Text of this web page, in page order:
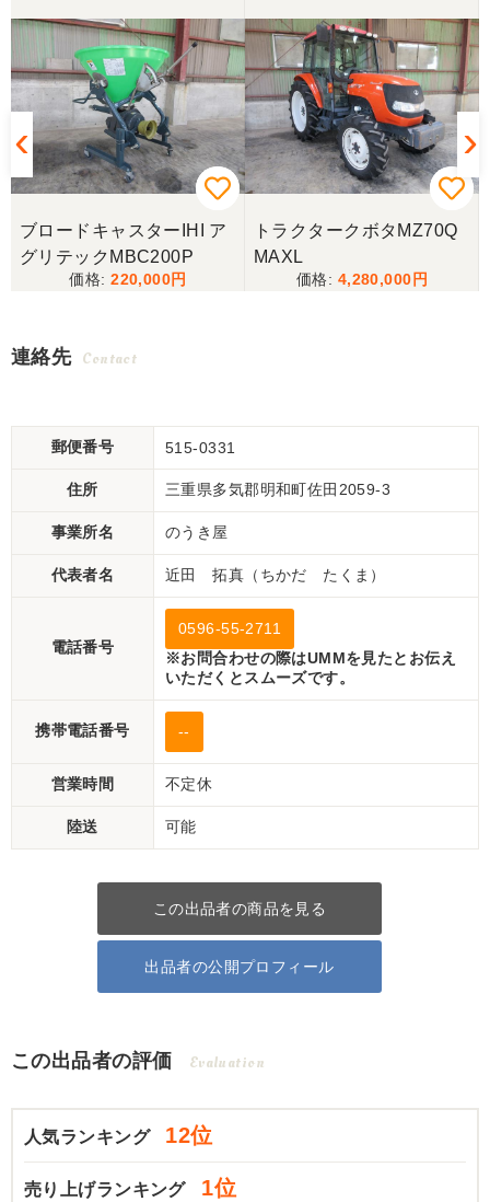
ブロードキャスターIHI ア
グリテックMBC200P
220,000
トラクタークボタMZ70Q
MAXL
4,280,000
連絡先 Contact
郵便番号 515-0331
住所 三重県多気郡明和町佐田2059-3
事業所名 のうき屋
代表者名 近田 拓真（ちかだ たくま）
電話番号
0596-55-2711
※お問合わせの際はUMMを見たとお伝え
いただくとスムーズです。
携帯電話番号 --
営業時間 不定休
陸送 可能
この出品者の商品を見る
出品者の公開プロフィール
この出品者の評価 Evaluation
人気ランキング 12位
売り上げランキング 1位